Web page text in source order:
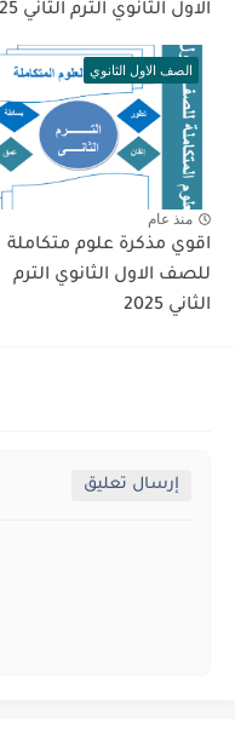
الاول الثانوي الترم الثاني 2025
الصف الاول الثانوي
منذ عام
اقوي مذكرة علوم متكاملة
للصف الاول الثانوي الترم
الثاني 2025
إرسال تعليق